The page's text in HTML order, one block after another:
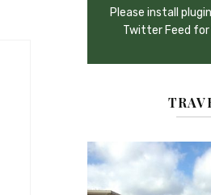
Please install
Twitter Feed for